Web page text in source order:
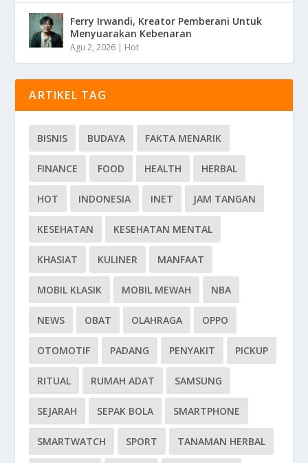
Ferry Irwandi, Kreator Pemberani Untuk
Menyuarakan Kebenaran
Agu 2, 2026 | Hot
ARTIKEL TAG
BISNIS BUDAYA FAKTA MENARIK
FINANCE FOOD HEALTH HERBAL
HOT INDONESIA INET JAM TANGAN
KESEHATAN KESEHATAN MENTAL
KHASIAT KULINER MANFAAT
MOBIL KLASIK MOBIL MEWAH NBA
NEWS OBAT OLAHRAGA OPPO
OTOMOTIF PADANG PENYAKIT PICKUP
RITUAL RUMAH ADAT SAMSUNG
SEJARAH SEPAK BOLA SMARTPHONE
SMARTWATCH SPORT TANAMAN HERBAL